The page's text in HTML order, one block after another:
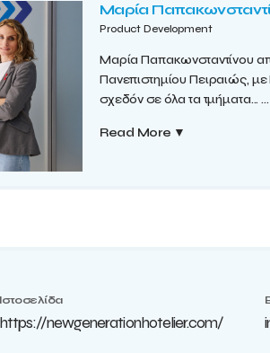
Μαρία
Product Development
Μαρία Παπακωνσταντίνου
Πανεπιστημίου Πειραιώς, με
σχεδόν σε όλα τα τμήματα... ...
Read More ▼
Ιστοσελίδα
https://newgenerationhotelier.com/